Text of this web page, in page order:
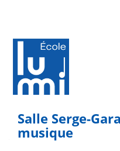
Salle Serge-
musique